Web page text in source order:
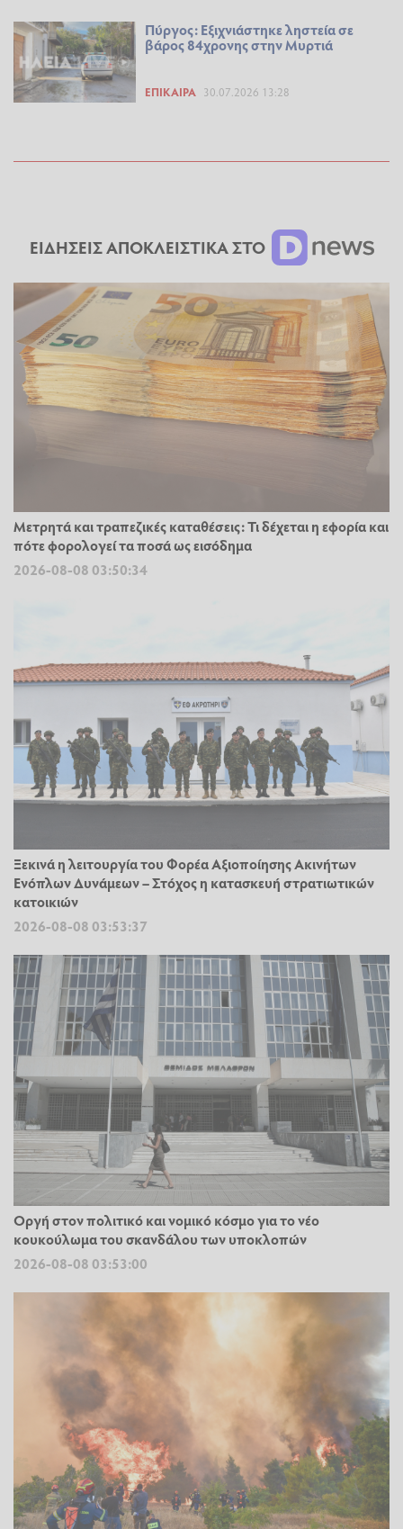
Πύργος: Εξιχνιάστηκε ληστεία σε
βάρος 84χρονης στην Μυρτιά
ΕΠΊΚΑΙΡΑ 30.07.2026 13:28
ΕΙΔΗΣΕΙΣ ΑΠΟΚΛΕΙΣΤΙΚΑ ΣΤΟ
Μετρητά και τραπεζικές καταθέσεις: Τι δέχεται η εφορία και
πότε φορολογεί τα ποσά ως εισόδημα
2026-08-08 03:50:34
Ξεκινά η λειτουργία του Φορέα Αξιοποίησης Ακινήτων
Ενόπλων Δυνάμεων – Στόχος η κατασκευή στρατιωτικών
κατοικιών
2026-08-08 03:53:37
Οργή στον πολιτικό και νομικό κόσμο για το νέο
κουκούλωμα του σκανδάλου των υποκλοπών
2026-08-08 03:53:00